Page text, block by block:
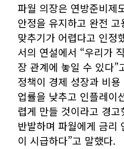
파월 의장은 연방준비제
안정을 유지하고 완전
맞추기가 어렵다고 인정
서의 연설에서 “우리가
장 관계에 놓일 수 있다”
정책이 경제 성장과 비
업률을 낮추고 인플레이
렵게 만들 것이라고 경
반발하며 파월에게 금리
이 시급하다”고 말했다.